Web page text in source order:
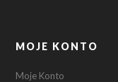
MOJE KONTO
Moje Konto